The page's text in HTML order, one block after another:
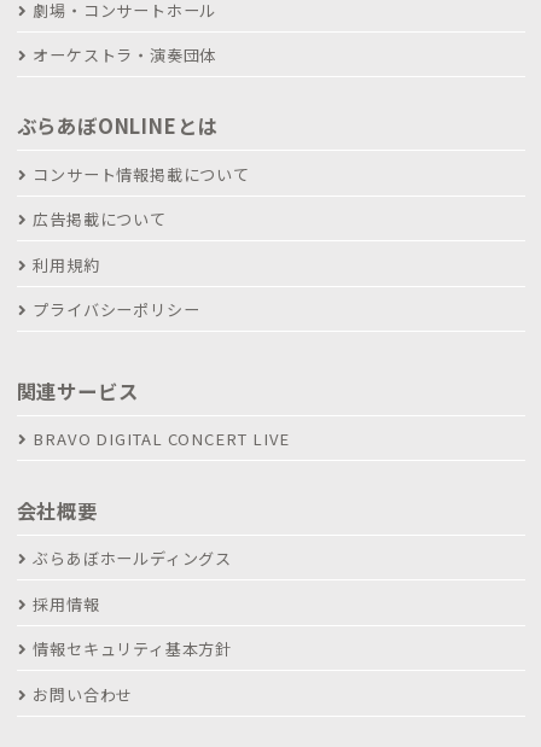
劇場・コンサートホール
オーケストラ・演奏団体
ぶらあぼONLINEとは
コンサート情報掲載について
広告掲載について
利用規約
プライバシーポリシー
関連サービス
BRAVO DIGITAL CONCERT LIVE
会社概要
ぶらあぼホールディングス
採用情報
情報セキュリティ基本方針
お問い合わせ